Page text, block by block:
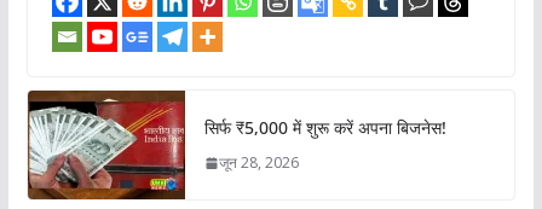
सिर्फ ₹5,000 में शुरू करें अपना बिजनेस!
जून 28, 2026